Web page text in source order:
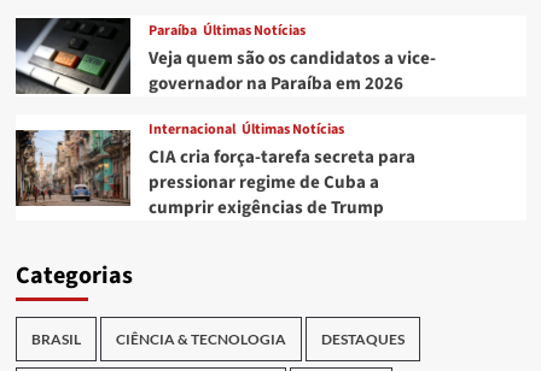
Paraíba Últimas Notícias
Veja quem são os candidatos a vice-
governador na Paraíba em 2026
Internacional Últimas Notícias
CIA cria força-tarefa secreta para
pressionar regime de Cuba a
cumprir exigências de Trump
Categorias
BRASIL CIÊNCIA & TECNOLOGIA DESTAQUES